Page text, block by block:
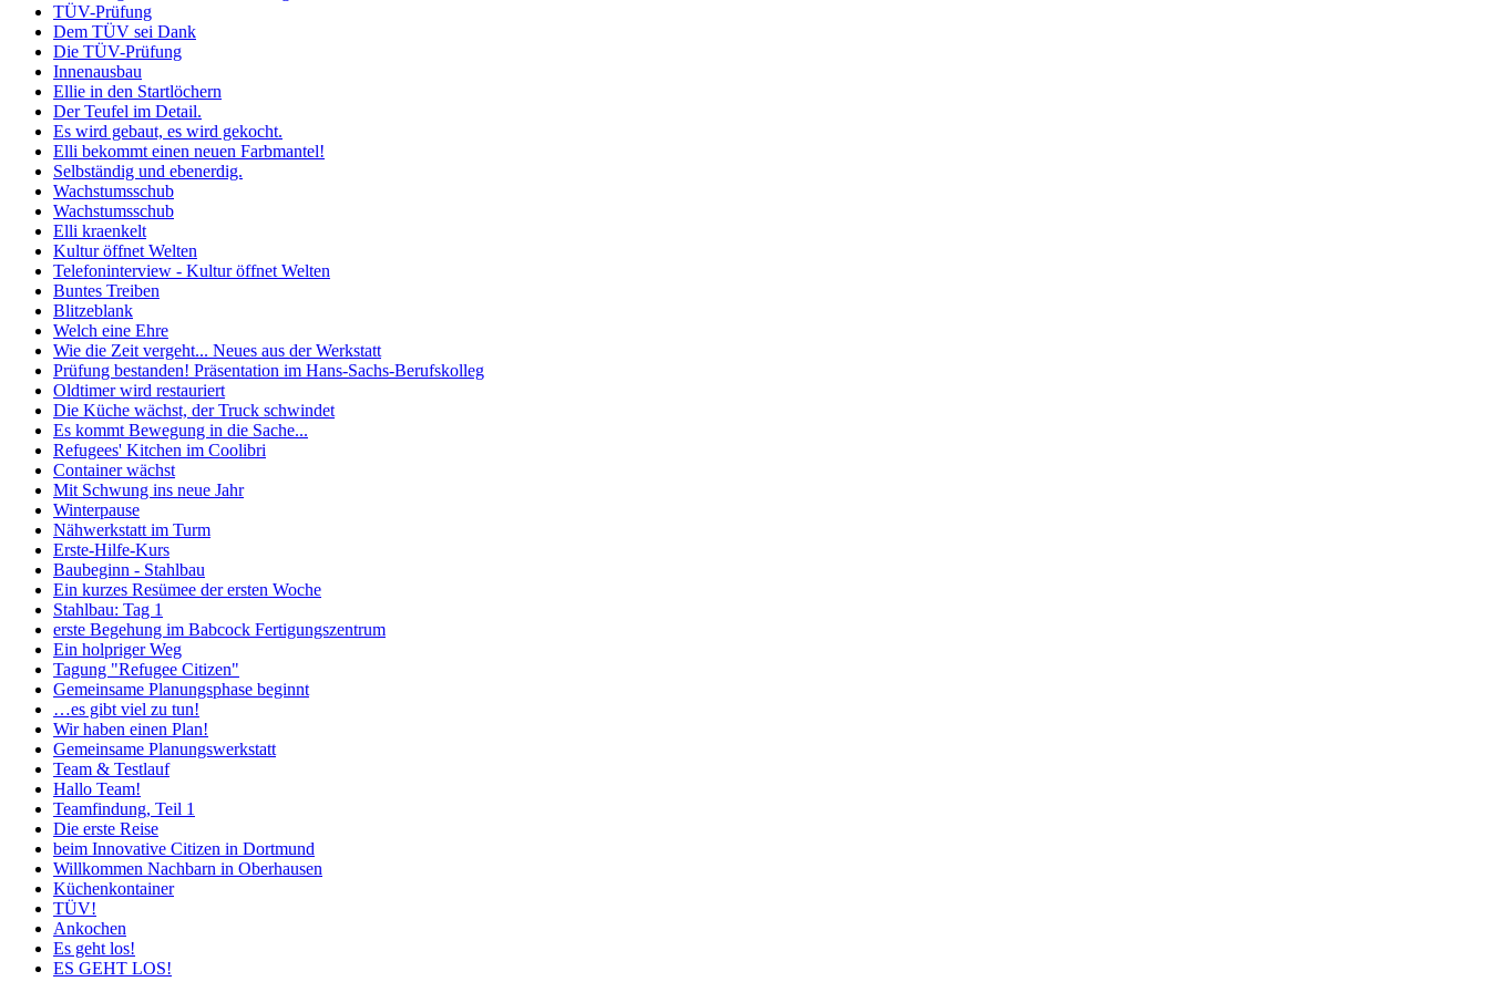
TÜV-Prüfung
Dem TÜV sei Dank
Die TÜV-Prüfung
Innenausbau
Ellie in den Startlöchern
Der Teufel im Detail.
Es wird gebaut, es wird gekocht.
Elli bekommt einen neuen Farbmantel!
Selbständig und ebenerdig.
Wachstumsschub
Wachstumsschub
Elli kraenkelt
Kultur öffnet Welten
Telefoninterview - Kultur öffnet Welten
Buntes Treiben
Blitzeblank
Welch eine Ehre
Wie die Zeit vergeht... Neues aus der Werkstatt
Prüfung bestanden! Präsentation im Hans-Sachs-Berufskolleg
Oldtimer wird restauriert
Die Küche wächst, der Truck schwindet
Es kommt Bewegung in die Sache...
Refugees' Kitchen im Coolibri
Container wächst
Mit Schwung ins neue Jahr
Winterpause
Nähwerkstatt im Turm
Erste-Hilfe-Kurs
Baubeginn - Stahlbau
Ein kurzes Resümee der ersten Woche
Stahlbau: Tag 1
erste Begehung im Babcock Fertigungszentrum
Ein holpriger Weg
Tagung "Refugee Citizen"
Gemeinsame Planungsphase beginnt
…es gibt viel zu tun!
Wir haben einen Plan!
Gemeinsame Planungswerkstatt
Team & Testlauf
Hallo Team!
Teamfindung, Teil 1
Die erste Reise
beim Innovative Citizen in Dortmund
Willkommen Nachbarn in Oberhausen
Küchenkontainer
TÜV!
Ankochen
Es geht los!
ES GEHT LOS!